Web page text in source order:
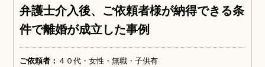
弁護士介入後、ご依頼者様が納得できる条
件で離婚が成立した事例
ご依頼者： ４０代・女性・無職・子供有